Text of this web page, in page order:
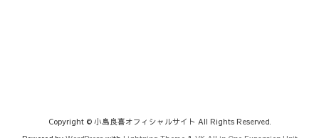
Copyright © 小島良喜オフィシャルサイト All Rights Reserved.